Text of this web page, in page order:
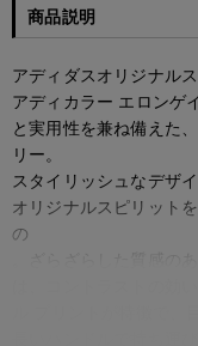
商品説明
アディダスオリジナル
アディカラー エロンゲ
と実用性を兼ね備えた
リー。
スタイリッシュなデザ
オリジナルスピリット
の